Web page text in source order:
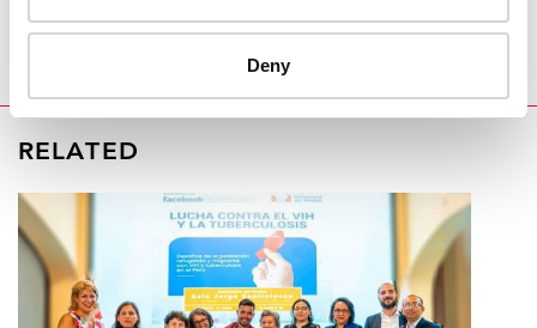
Deny
RELATED